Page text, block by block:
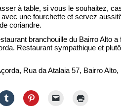
à table, si vous le souhaitez,
une fourchette et servez
coriandre.
branchouille du Bairro Alto
Restaurant sympathique et
Rua da Atalaia 57, Bairro